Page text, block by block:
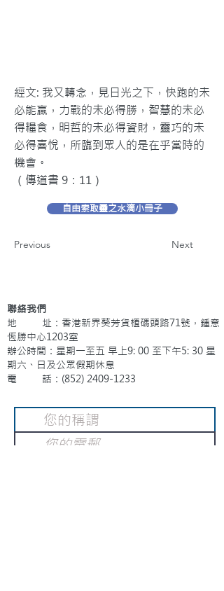
經文: 我又轉念，見日光之下，快跑的未
必能贏，力戰的未必得勝，智慧的未必
得糧食，明哲的未必得資財，靈巧的未
必得喜悅，所臨到眾人的是在乎當時的
機會。
（傳道書 9：11）
自由索取靈之水滴小冊子
Previous Next
聯絡我們
地 址：香港新界葵芳貨櫃碼頭路71號，鍾意
恆勝中心1203室
辦公時間：星期一至五 早上9: 00 至下午5: 30 星
期六、日及公眾假期休息
電 話：(852) 2409-1233